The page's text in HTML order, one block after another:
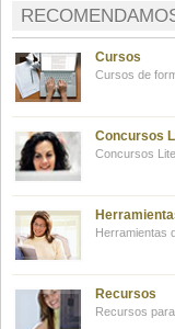
Cursos
Cursos de
Concursos
Concursos
Herramientas
Recursos
Recursos